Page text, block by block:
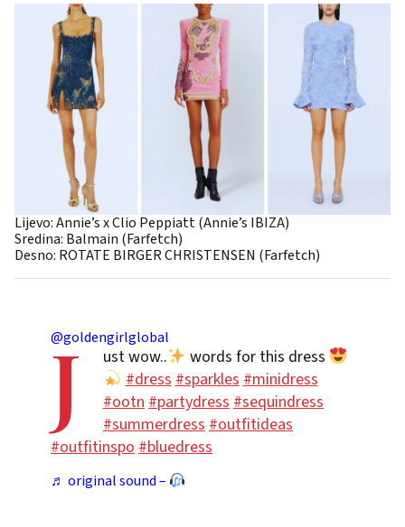
Lijevo: Annie’s x Clio Peppiatt (Annie’s IBIZA)
Sredina: Balmain (Farfetch)
Desno: ROTATE BIRGER CHRISTENSEN (Farfetch)
@goldengirlglobal
J ust wow..
words for this dress
#dress#sparkles#minidress
#ootn#partydress#sequindress
#summerdress#outfitideas
#outfitinspo#bluedress
♬ original sound –